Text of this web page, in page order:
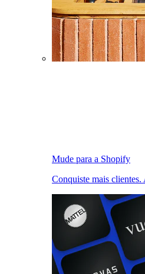
Mude para a Shopify
Conquiste mais clientes.